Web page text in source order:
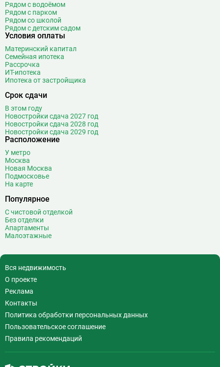
Бунинская аллея
Бутырская
В Вавиловская
Варшавская
ВДНХ
Верхние Лихоборы
Владыкино
Водный стадион
Волгоградский проспект
Волжская
Волоколамская
Воронцовская
Выставочный центр
Выхино
Г Генерала Тюленева
Говорово
Д Давыдково 14
Деловой центр
Динамо
Добрынинская
Домодедовская
Дорогомиловская
Достоевская
Рядом с водоёмом
Рядом с парком
Рядом со школой
Рядом с детским садом
Условия оплаты
Материнский капитал
Семейная ипотека
Рассрочка
ИТ-ипотека
Ипотека от застройщика
Срок сдачи
В этом году
Новостройки сдача 2027 год
Новостройки сдача 2028 год
Новостройки сдача 2029 год
Расположение
У метро
Москва
Новая Москва
Подмосковье
На карте
Популярное
С чистовой отделкой
Без отделки
Апартаменты
Малоэтажные
Вся недвижимость
О проекте
Реклама
Контакты
Политика обработки персональных данных
Пользовательское соглашение
Правила рекомендаций